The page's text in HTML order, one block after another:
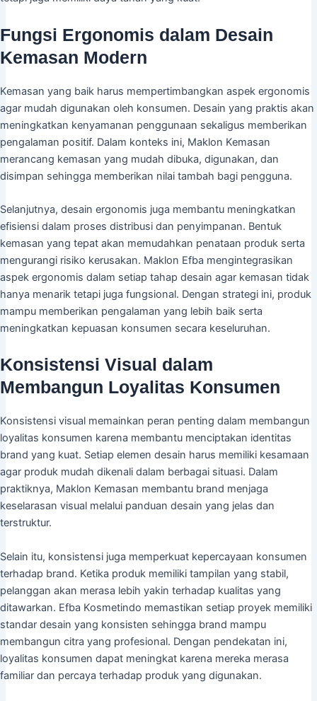
Fungsi Ergonomis dalam Desain
Kemasan Modern
Kemasan yang baik harus mempertimbangkan aspek ergonomis
agar mudah digunakan oleh konsumen. Desain yang praktis akan
meningkatkan kenyamanan penggunaan sekaligus memberikan
pengalaman positif. Dalam konteks ini, Maklon Kemasan
merancang kemasan yang mudah dibuka, digunakan, dan
disimpan sehingga memberikan nilai tambah bagi pengguna.
Selanjutnya, desain ergonomis juga membantu meningkatkan
efisiensi dalam proses distribusi dan penyimpanan. Bentuk
kemasan yang tepat akan memudahkan penataan produk serta
mengurangi risiko kerusakan. Maklon Efba mengintegrasikan
aspek ergonomis dalam setiap tahap desain agar kemasan tidak
hanya menarik tetapi juga fungsional. Dengan strategi ini, produk
mampu memberikan pengalaman yang lebih baik serta
meningkatkan kepuasan konsumen secara keseluruhan.
Konsistensi Visual dalam
Membangun Loyalitas Konsumen
Konsistensi visual memainkan peran penting dalam membangun
loyalitas konsumen karena membantu menciptakan identitas
brand yang kuat. Setiap elemen desain harus memiliki kesamaan
agar produk mudah dikenali dalam berbagai situasi. Dalam
praktiknya, Maklon Kemasan membantu brand menjaga
keselarasan visual melalui panduan desain yang jelas dan
terstruktur.
Selain itu, konsistensi juga memperkuat kepercayaan konsumen
terhadap brand. Ketika produk memiliki tampilan yang stabil,
pelanggan akan merasa lebih yakin terhadap kualitas yang
ditawarkan. Efba Kosmetindo memastikan setiap proyek memiliki
standar desain yang konsisten sehingga brand mampu
membangun citra yang profesional. Dengan pendekatan ini,
loyalitas konsumen dapat meningkat karena mereka merasa
familiar dan percaya terhadap produk yang digunakan.